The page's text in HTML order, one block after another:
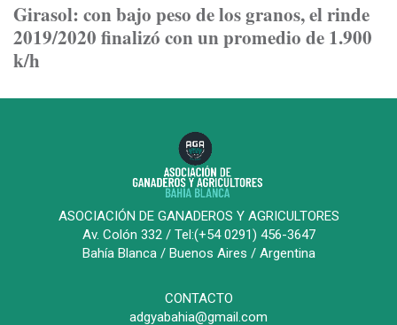
Girasol: con bajo peso de los granos, el rinde
2019/2020 finalizó con un promedio de 1.900
k/h
ASOCIACIÓN DE GANADEROS Y AGRICULTORES
Av. Colón 332 / Tel:(+54 0291) 456-3647
Bahía Blanca / Buenos Aires / Argentina
CONTACTO
adgyabahia@gmail.com